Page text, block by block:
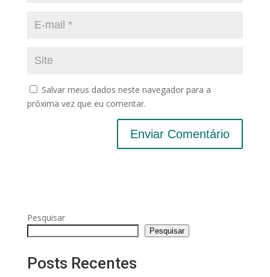
Salvar meus dados neste navegador para a
próxima vez que eu comentar.
Pesquisar
Pesquisar
Posts Recentes